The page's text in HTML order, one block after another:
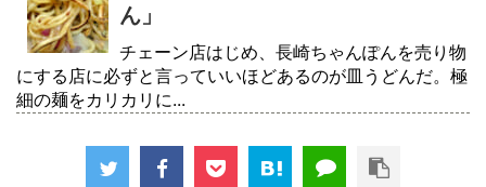
ん」
チェーン店はじめ、長崎ちゃんぽんを売り物
にする店に必ずと言っていいほどあるのが皿うどんだ。極
細の麺をカリカリに...